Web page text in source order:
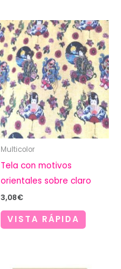
Multicolor
Tela con motivos
orientales sobre claro
3,08€
VISTA RÁPIDA